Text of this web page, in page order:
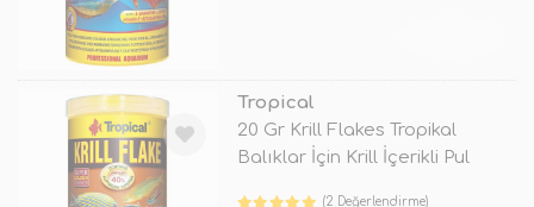
Tropical
20 Gr Krill Flakes Tropikal
Balıklar İçin Krill İçerikli Pul
(2 Değerlendirme)